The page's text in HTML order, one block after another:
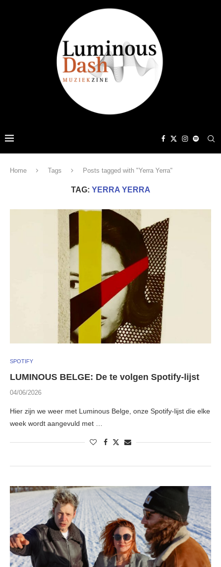
Home Tags Posts tagged with "Yerra Yerra"
TAG: YERRA YERRA
SPOTIFY
LUMINOUS BELGE: De te volgen Spotify-lijst
04/06/2026
Hier zijn we weer met Luminous Belge, onze Spotify-lijst die elke
week wordt aangevuld met …